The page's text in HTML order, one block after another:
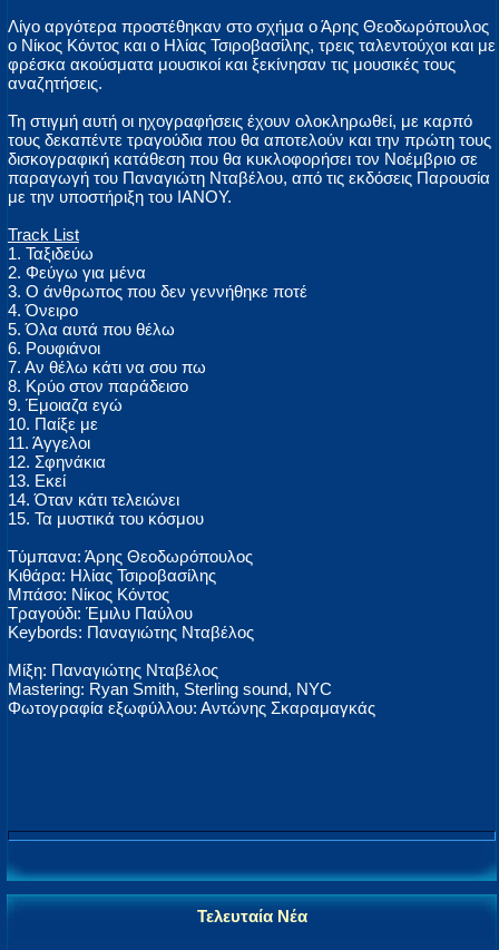
Λίγο αργότερα προστέθηκαν στο σχήμα ο Άρης Θεοδωρόπουλος
ο Νίκος Κόντος και ο Ηλίας Τσιροβασίλης, τρεις ταλεντούχοι και με
φρέσκα ακούσματα μουσικοί και ξεκίνησαν τις μουσικές τους
αναζητήσεις.
Τη στιγμή αυτή οι ηχογραφήσεις έχουν ολοκληρωθεί, με καρπό
τους δεκαπέντε τραγούδια που θα αποτελούν και την πρώτη τους
δισκογραφική κατάθεση που θα κυκλοφορήσει τον Νοέμβριο σε
παραγωγή του Παναγιώτη Νταβέλου, από τις εκδόσεις Παρουσία
με την υποστήριξη του ΙΑΝΟΥ.
Track List
1. Ταξιδεύω
2. Φεύγω για μένα
3. Ο άνθρωπος που δεν γεννήθηκε ποτέ
4. Όνειρο
5. Όλα αυτά που θέλω
6. Ρουφιάνοι
7. Αν θέλω κάτι να σου πω
8. Κρύο στον παράδεισο
9. Έμοιαζα εγώ
10. Παίξε με
11. Άγγελοι
12. Σφηνάκια
13. Εκεί
14. Όταν κάτι τελειώνει
15. Τα μυστικά του κόσμου
Tύμπανα: Άρης Θεοδωρόπουλος
Kιθάρα: Ηλίας Τσιροβασίλης
Mπάσο: Νίκος Κόντος
Tραγούδι: Έμιλυ Παύλου
Keybords: Παναγιώτης Νταβέλος
Mίξη: Παναγιώτης Νταβέλος
Mastering: Ryan Smith, Sterling sound, NYC
Φωτογραφία εξωφύλλου: Αντώνης Σκαραμαγκάς
Τελευταία Νέα